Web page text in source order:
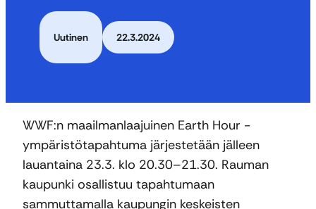
Uutinen 22.3.2024
WWF:n maailmanlaajuinen Earth Hour -
ympäristötapahtuma järjestetään jälleen
lauantaina 23.3. klo 20.30–21.30. Rauman
kaupunki osallistuu tapahtumaan
sammuttamalla kaupungin keskeisten